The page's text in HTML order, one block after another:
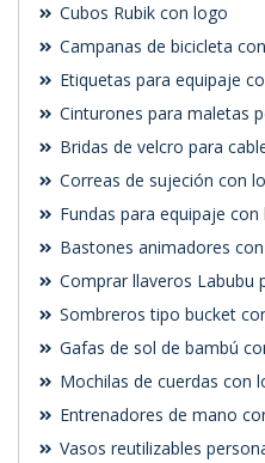
Cubos Rubik con logo
Campanas de bicicleta
Etiquetas para equipaje
Cinturones para maletas
Bridas de velcro para
Correas de sujeción con
Fundas para equipaje con
Bastones animadores
Comprar llaveros Labubu
Sombreros tipo bucket
Gafas de sol de bambú
Mochilas de cuerdas con
Entrenadores de mano
Vasos reutilizables